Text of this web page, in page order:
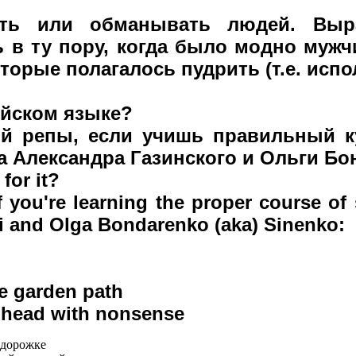
или обманывать людей.
в ту пору, когда было модно
полагалось пудрить (т.е.
языке?
репы, если учишь правильный
Александра Газинского и Ольги
for it?
you're learning the proper course of
and Olga Bondarenko (aka) Sinenko:
garden path
with nonsense